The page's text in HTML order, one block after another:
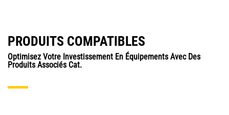
PRODUITS COMPATIBLES
Optimisez Votre Investissement En Équipements Avec Des
Produits Associés Cat.